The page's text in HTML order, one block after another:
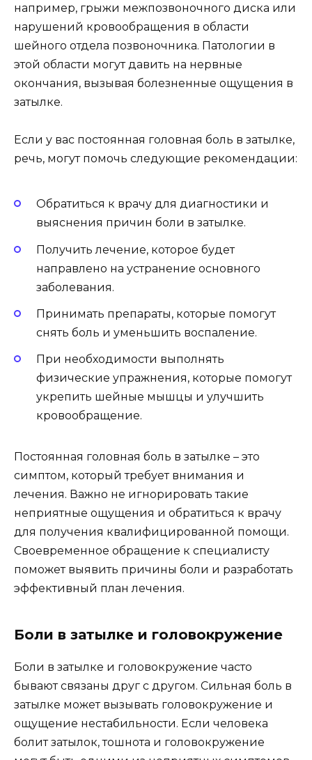
например, грыжи межпозвоночного диска или
нарушений кровообращения в области
шейного отдела позвоночника. Патологии в
этой области могут давить на нервные
окончания, вызывая болезненные ощущения в
затылке.
Если у вас постоянная головная боль в затылке,
речь, могут помочь следующие рекомендации:
Обратиться к врачу для диагностики и
выяснения причин боли в затылке.
Получить лечение, которое будет
направлено на устранение основного
заболевания.
Принимать препараты, которые помогут
снять боль и уменьшить воспаление.
При необходимости выполнять
физические упражнения, которые помогут
укрепить шейные мышцы и улучшить
кровообращение.
Постоянная головная боль в затылке – это
симптом, который требует внимания и
лечения. Важно не игнорировать такие
неприятные ощущения и обратиться к врачу
для получения квалифицированной помощи.
Своевременное обращение к специалисту
поможет выявить причины боли и разработать
эффективный план лечения.
Боли в затылке и головокружение
Боли в затылке и головокружение часто
бывают связаны друг с другом. Сильная боль в
затылке может вызывать головокружение и
ощущение нестабильности. Если человека
болит затылок, тошнота и головокружение